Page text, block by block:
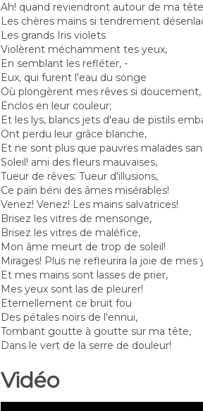
Ah! quand reviendront autour de ma tête
Les chères mains si tendrement
Les grands Iris violets
Violèrent méchamment tes yeux,
En semblant les refléter, -
Eux, qui furent l'eau du songe
Où plongèrent mes rêves si doucement,
Enclos en leur couleur;
Et les lys, blancs jets d'eau de pistils
Ont perdu leur grâce blanche,
Et ne sont plus que pauvres malades
Soleil! ami des fleurs mauvaises,
Tueur de rêves: Tueur d'illusions,
Ce pain béni des âmes misérables!
Venez! Venez! Les mains salvatrices!
Brisez les vitres de mensonge,
Brisez les vitres de maléfice,
Mon âme meurt de trop de soleil!
Mirages! Plus ne refleurira la joie de mes
Et mes mains sont lasses de prier,
Mes yeux sont las de pleurer!
Eternellement ce bruit fou
Des pétales noirs de l'ennui,
Tombant goutte à goutte sur ma tête,
Dans le vert de la serre de douleur!
Vidéo